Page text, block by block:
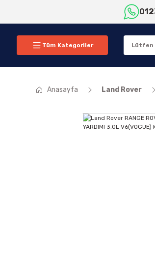
Tüm Kategoriler
Anasayfa Land Rover